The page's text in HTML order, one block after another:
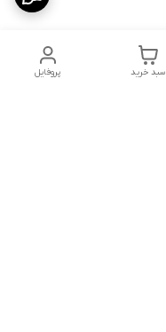
پروفایل سبد خرید